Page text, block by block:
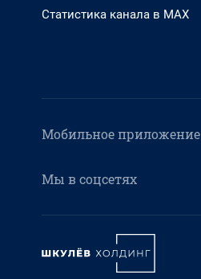
Статистика канала в MAX
Мобильное приложение
Мы в соцсетях